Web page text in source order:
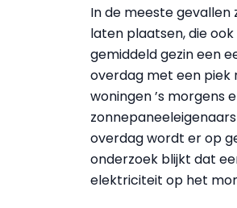
In de meeste
laten plaatsen, die
gemiddeld gezin een
overdag met een piek
woningen ’s morgens
overdag wordt er op
onderzoek blijkt dat
elektriciteit op het